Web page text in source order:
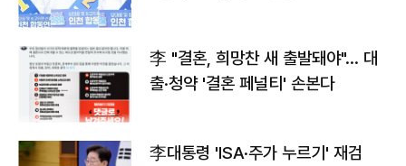
李 "결혼, 희망찬 새 출발돼야"… 대
출·청약 '결혼 페널티' 손본다
李대통령 'ISA·주가 누르기' 재검